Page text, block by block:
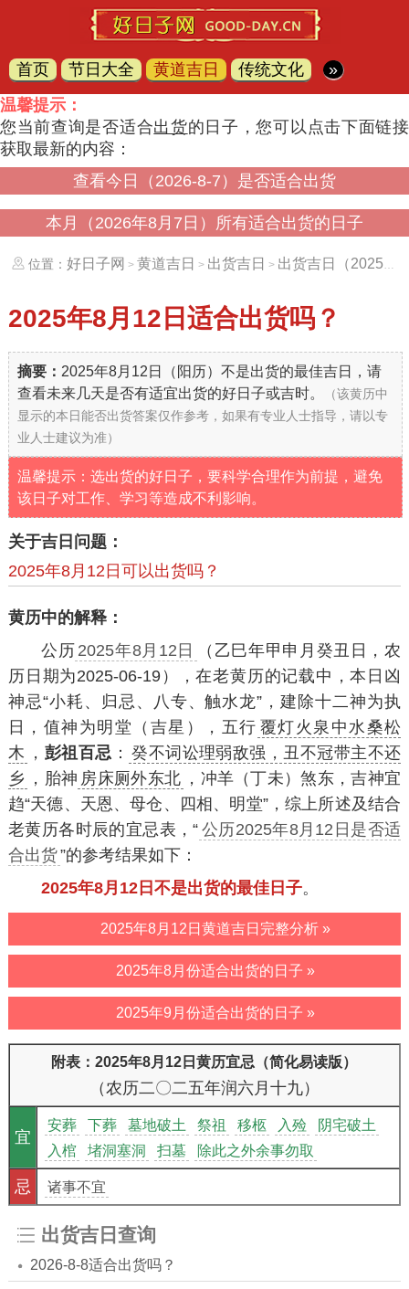
首页 节日大全 黄道吉日 传统文化
»
温馨提示：
您当前查询是否适合出货的日子，您可以点击下面链接
获取最新的内容：
查看今日（2026-8-7）是否适合出货
本月（2026年8月7日）所有适合出货的日子
位置： 好日子网 > 黄道吉日 > 出货吉日 > 出货吉日（20250812）
2025年8月12日 适合出货吗？
摘要： 2025年8月12日（阳历）不是出货的最佳吉日，请
查看未来几天是否有适宜出货的好日子或吉时。
（该黄历中
显示的本日能否出货答案仅作参考，如果有专业人士指导，请以专
业人士建议为准）
温馨提示：选出货的好日子，要科学合理作为前提，避免
该日子对工作、学习等造成不利影响。
关于吉日问题：
2025年8月12日可以出货吗？
黄历中的解释：
公历 2025年8月12日
（乙巳年甲申月癸丑日，农
历日期为2025-06-19），在老黄历的记载中，本日凶
神忌“小耗、归忌、八专、触水龙”，建除十二神为执
日，值神为明堂（吉星），五行 覆灯火泉中水桑松
木 ， 彭祖百忌 ： 癸不词讼理弱敌强，丑不冠带主不还
乡 ，胎神 房床厕外东北 ，冲羊（丁未）煞东，吉神宜
趋“天德、天恩、母仓、四相、明堂”，综上所述及结合
老黄历各时辰的宜忌表，“ 公历2025年8月12日是否适
合出货”的参考结果如下：
2025年8月12日不是出货的最佳日子。
2025年8月12日黄道吉日完整分析 »
2025年8月份适合出货的日子 »
2025年9月份适合出货的日子 »
附表：2025年8月12日黄历宜忌（简化易读版）
（农历二〇二五年润六月十九）
宜
安葬 下葬 墓地破土 祭祖 移柩 入殓
阴宅破土
入棺
堵洞塞洞 扫墓
除此之外余事勿取
忌
诸事不宜
出货吉日查询
2026-8-8适合出货吗？